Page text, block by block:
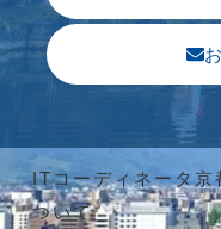
ITコーディネータ京
ついて